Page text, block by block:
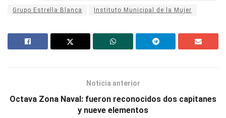
Grupo Estrella Blanca Instituto Municipal de la Mujer
Noticia anterior
Octava Zona Naval: fueron reconocidos dos capitanes
y nueve elementos